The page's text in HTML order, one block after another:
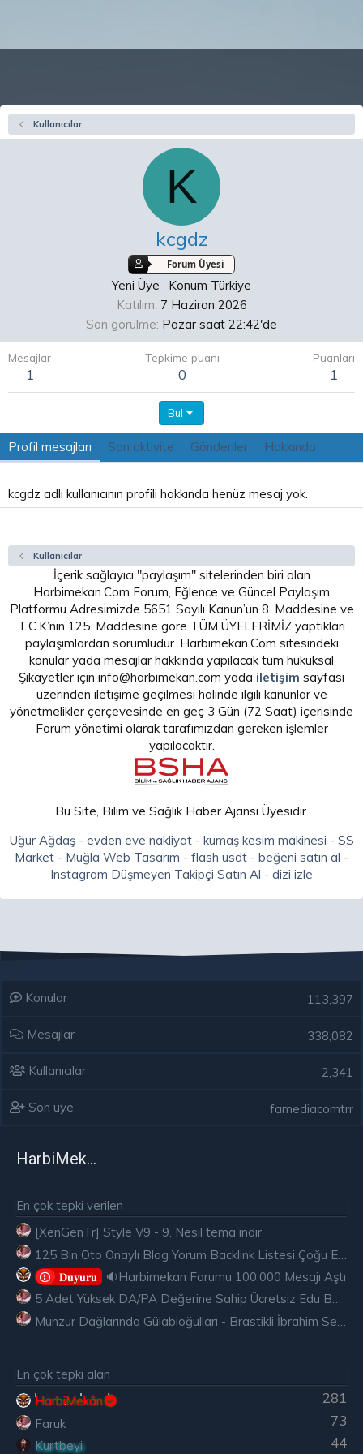
Kullanıcılar
K
kcgdz
Forum Üyesi
Yeni Üye · Konum Türkiye
Katılım 7 Haziran 2026
Son görülme Pazar saat 22:42'de
Mesajlar
1
Tepkime puanı
0
Puanları
1
Bul
Profil mesajları Son aktivite Gönderiler Hakkında
kcgdz adlı kullanıcının profili hakkında henüz mesaj yok.
Kullanıcılar
İçerik sağlayıcı "paylaşım" sitelerinden biri olan
Harbimekan.Com Forum, Eğlence ve Güncel Paylaşım
Platformu Adresimizde 5651 Sayılı Kanun’un 8. Maddesine ve
T.C.K’nın 125. Maddesine göre TÜM ÜYELERİMİZ yaptıkları
paylaşımlardan sorumludur. Harbimekan.Com sitesindeki
konular yada mesajlar hakkında yapılacak tüm hukuksal
Şikayetler için info@harbimekan.com yada iletişim sayfası
üzerinden iletişime geçilmesi halinde ilgili kanunlar ve
yönetmelikler çerçevesinde en geç 3 Gün (72 Saat) içerisinde
Forum yönetimi olarak tarafımızdan gereken işlemler
yapılacaktır.
Bu Site, Bilim ve Sağlık Haber Ajansı Üyesidir.
Uğur Ağdaş- evden eve nakliyat- kumaş kesim makinesi - SS
Market - Muğla Web Tasarım - flash usdt - beğeni satın al -
Instagram Düşmeyen Takipçi Satın Al - dizi izle
Konular 113,397
Mesajlar 338,082
Kullanıcılar 2,341
Son üye famediacomtrr
HarbiMekân
En çok tepki verilen
[XenGenTr] Style V9 - 9. Nesil tema indir
𝐃𝐮𝐲𝐮𝐫𝐮
🔉Harbimekan Forumu 100.000 Mesajı Aştı
5 Adet Yüksek DA/PA Değerine Sahip Ücretsiz Edu Backlink
En çok tepki alan
281
HarbiMekân
73
Faruk
44
Kurtbeyi